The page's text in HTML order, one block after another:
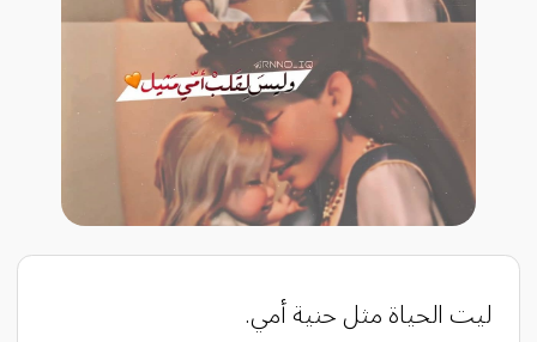
ليت الحياة مثل حنية أمي.